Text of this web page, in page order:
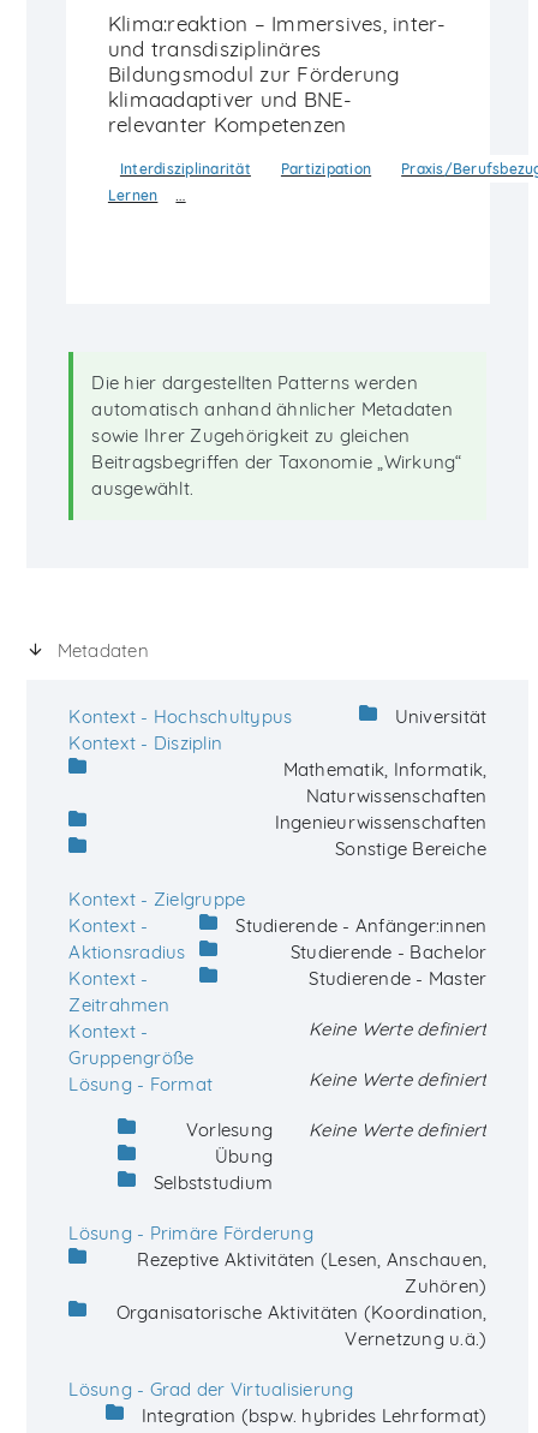
Klima:reaktion – Immersives, inter-
und transdisziplinäres
Bildungsmodul zur Förderung
klimaadaptiver und BNE-
relevanter Kompetenzen
Interdisziplinarität Partizipation
Praxis/
Lernen
…
Die hier dargestellten Patterns werden
automatisch anhand ähnlicher Metadaten
sowie Ihrer Zugehörigkeit zu gleichen
Beitragsbegriffen der Taxonomie „Wirkung“
ausgewählt.
Metadaten
Kontext - Hochschultypus
Universität
Kontext - Disziplin
Mathematik, Informatik,
Naturwissenschaften
Ingenieurwissenschaften
Sonstige Bereiche
Kontext - Zielgruppe
Studierende - Anfänger:innen
Studierende - Bachelor
Studierende - Master
Kontext -
Aktionsradius
Keine Werte definiert
Kontext -
Zeitrahmen
Keine Werte definiert
Kontext -
Gruppengröße
Keine Werte definiert
Lösung - Format
Vorlesung
Übung
Selbststudium
Lösung - Primäre Förderung
Rezeptive Aktivitäten (Lesen, Anschauen,
Zuhören)
Organisatorische Aktivitäten (Koordination,
Vernetzung u.ä.)
Lösung - Grad der Virtualisierung
Integration (bspw. hybrides Lehrformat)